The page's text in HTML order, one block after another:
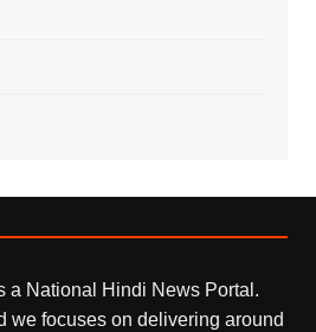
a National Hindi News Portal.
we focuses on delivering around